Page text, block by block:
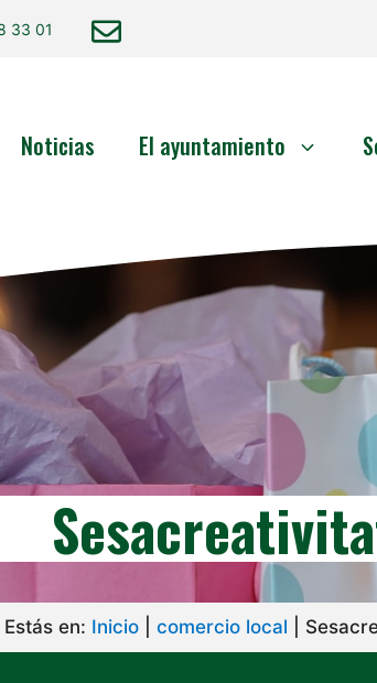
33 01
Noticias El ayuntamiento
Estás en: Inicio comercio local